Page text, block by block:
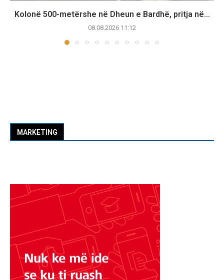
Kolonë 500-metërshe në Dheun e Bardhë, pritja në...
08.08.2026 11:12
MARKETING